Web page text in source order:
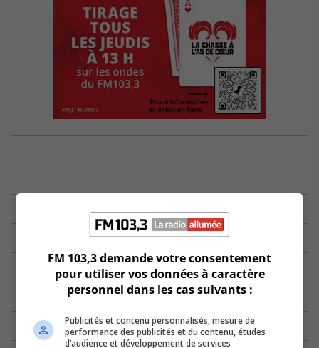
FM 103,3 demande votre consentement
pour utiliser vos données à caractère
personnel dans les cas suivants :
Publicités et contenu personnalisés, mesure de
performance des publicités et du contenu, études
d’audience et développement de services